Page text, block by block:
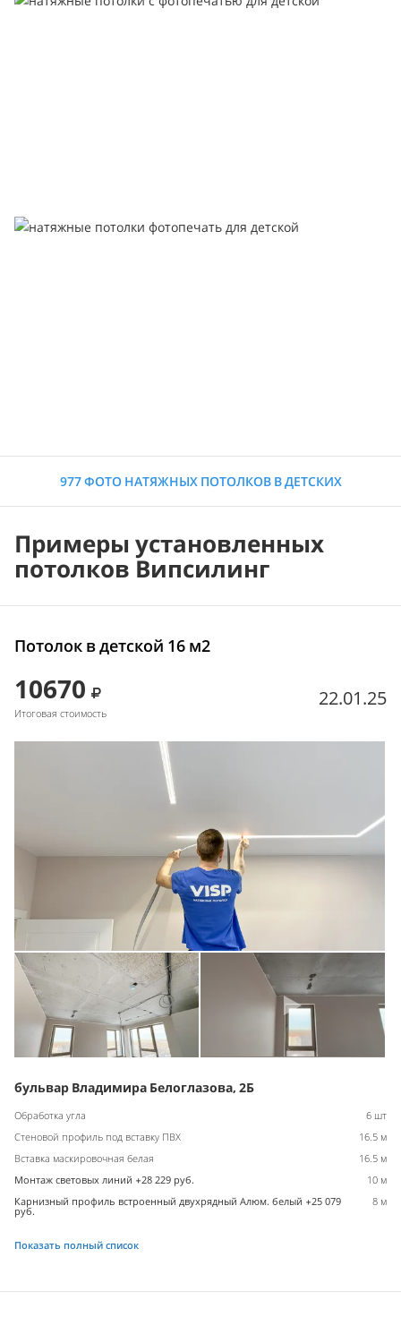
977 ФОТО НАТЯЖНЫХ ПОТОЛКОВ В ДЕТСКИХ
Примеры установленных
потолков Випсилинг
Потолок в детской 16 м2
10670
Итоговая стоимость
22.01.25
бульвар Владимира Белоглазова, 2Б
Обработка угла
6 шт
Стеновой профиль под вставку ПВХ
16.5 м
Вставка маскировочная белая
16.5 м
Монтаж световых линий +28 229 руб.
10 м
Карнизный профиль встроенный двухрядный Алюм. белый +25 079
руб.
8 м
Показать полный список